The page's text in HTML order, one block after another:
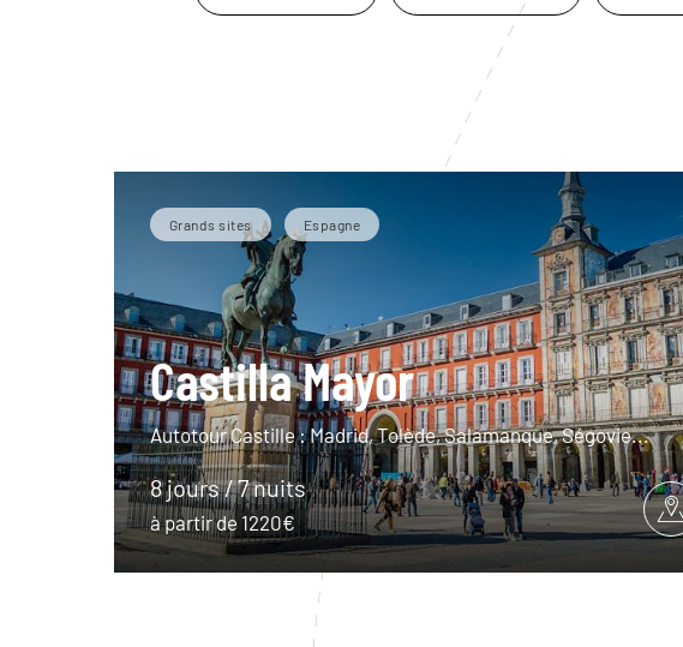
Grands sites Espagne
Castilla Mayor
Autotour Castille : Madrid, Tolède, Salamanque, Ségovie...
8 jours / 7 nuits
à partir de 1220€